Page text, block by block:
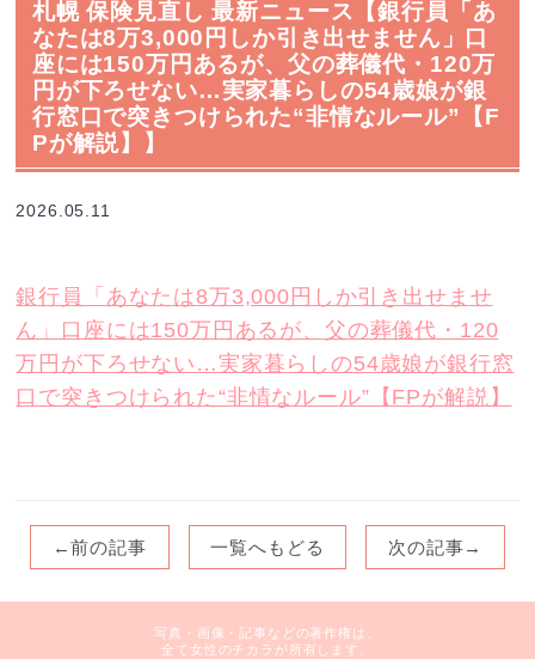
札幌 保険見直し 最新ニュース【銀行員「あ
なたは8万3,000円しか引き出せません」口
座には150万円あるが、父の葬儀代・120万
円が下ろせない…実家暮らしの54歳娘が銀
行窓口で突きつけられた“非情なルール”【F
Pが解説】】
2026.05.11
銀行員「あなたは8万3,000円しか引き出せませ
ん」口座には150万円あるが、父の葬儀代・120
万円が下ろせない…実家暮らしの54歳娘が銀行窓
口で突きつけられた“非情なルール”【FPが解説】
←前の記事 一覧へもどる 次の記事→
写真・画像・記事などの著作権は、
全て女性のチカラが所有します。